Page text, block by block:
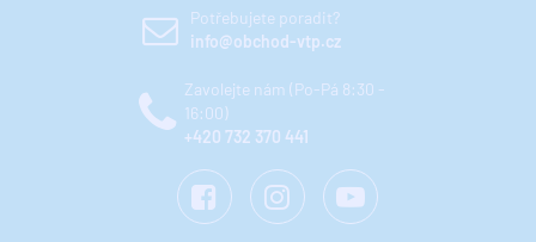
Potřebujete poradit?
info@obchod-vtp.cz
Zavolejte nám (Po-Pá 8:30 -
16:00)
+420 732 370 441